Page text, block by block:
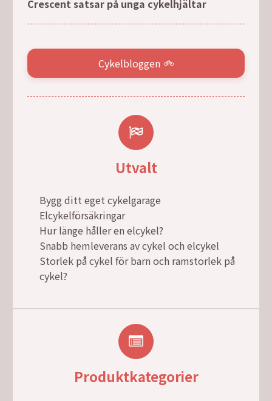
Crescent satsar på unga cykelhjältar
Cykelbloggen
Utvalt
Bygg ditt eget cykelgarage
Elcykelförsäkringar
Hur länge håller en elcykel?
Snabb hemleverans av cykel och elcykel
Storlek på cykel för barn och ramstorlek på
cykel?
Produktkategorier